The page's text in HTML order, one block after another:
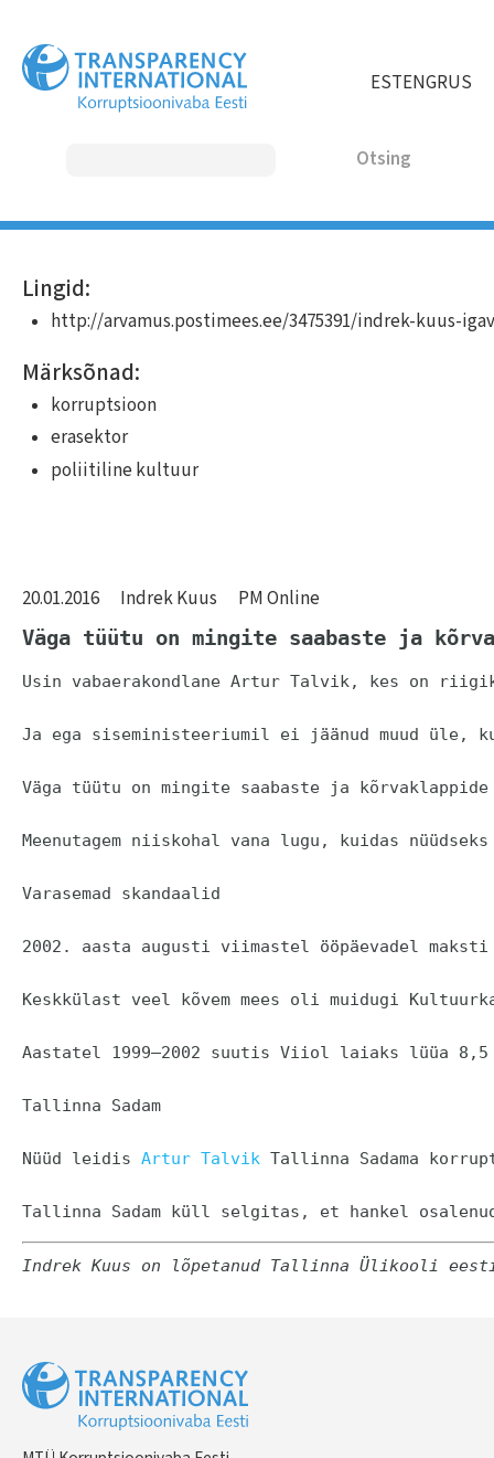
edasi
põhisisu
juurde
ESTENGRUS
MAIN
NAVIGATION
20.01.2016 Indrek Kuus PM Online
Väga tüütu on mingite saabaste ja
Usin vabaerakondlane Artur Talvik, kes on
Ja ega siseministeeriumil ei jäänud muud
Väga tüütu on mingite saabaste ja
Meenutagem niiskohal vana lugu, kuidas
Varasemad skandaalid
2002. aasta augusti viimastel ööpäevadel
Keskkülast veel kõvem mees oli muidugi
Aastatel 1999–2002 suutis Viiol laiaks lüüa
Tallinna Sadam
Nüüd leidis Artur Talvik Tallinna Sadama
Tallinna Sadam küll selgitas, et hankel
Indrek Kuus on lõpetanud Tallinna Ülikooli
Lingid:
http://arvamus.postimees.ee/3475391/indrek-kuus-
Märksõnad:
korruptsioon
erasektor
poliitiline kultuur